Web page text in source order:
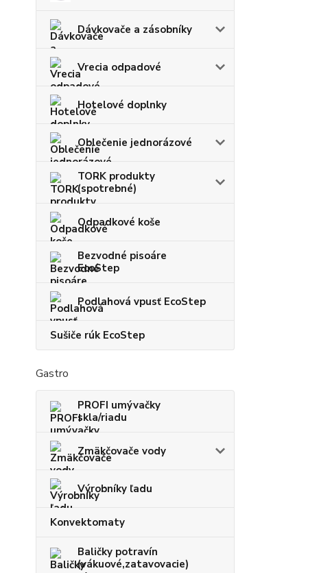
Dávkovače a zásobníky
Vrecia odpadové
Hotelové doplnky
Oblečenie jednorázové
TORK produkty
(spotrebné)
Odpadkové koše
Bezvodné pisoáre
EcoStep
Podlahová vpusť EcoStep
Sušiče rúk EcoStep
Gastro
PROFI umývačky
skla/riadu
Zmäkčovače vody
Výrobníky ľadu
Konvektomaty
Baličky potravín
(vákuové,zatavovacie)